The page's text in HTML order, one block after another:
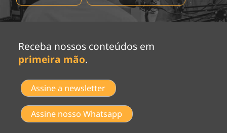
Receba nossos conteúdos em
primeira mão.
Assine a newsletter
Assine nosso Whatsapp